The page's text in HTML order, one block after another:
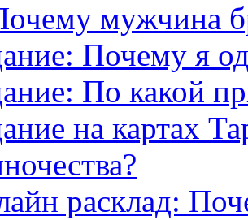
мужчина
Почему я
По какой
на картах
расклад: